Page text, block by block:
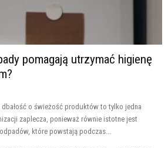
pomagają utrzymać higienę
o świeżość produktów to tylko jedna
zaplecza, ponieważ równie istotne jest
które powstają podczas...